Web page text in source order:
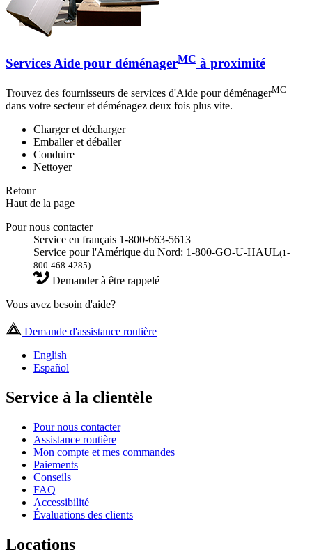
Services Aide pour déménagerMC à proximité
Trouvez des fournisseurs de services d'Aide pour déménagerMC
dans votre secteur et déménagez deux fois plus vite.
Charger et décharger
Emballer et déballer
Conduire
Nettoyer
Retour
Haut de la page
Pour nous contacter
Service en français 1-800-663-5613
Service pour l'Amérique du Nord: 1-800-GO-U-HAUL(1-
800-468-4285)
Demander à être rappelé
Vous avez besoin d'aide?
Demande d'assistance routière
English
Español
Service à la clientèle
Pour nous contacter
Assistance routière
Mon compte et mes commandes
Paiements
Conseils
FAQ
Accessibilité
Évaluations des clients
Locations